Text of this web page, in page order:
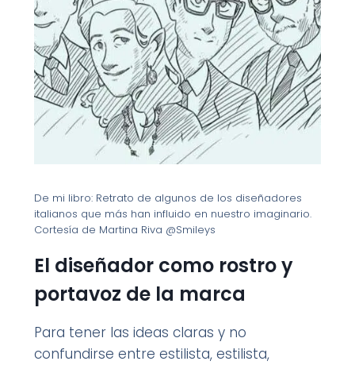
De mi libro: Retrato de algunos de los diseñadores
italianos que más han influido en nuestro imaginario.
Cortesía de Martina Riva @Smileys
El diseñador como rostro y
portavoz de la marca
Para tener las ideas claras y no
confundirse entre estilista, estilista,